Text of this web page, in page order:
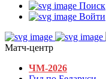
Поиск
Войти
Матч-центр
ЧМ-2026